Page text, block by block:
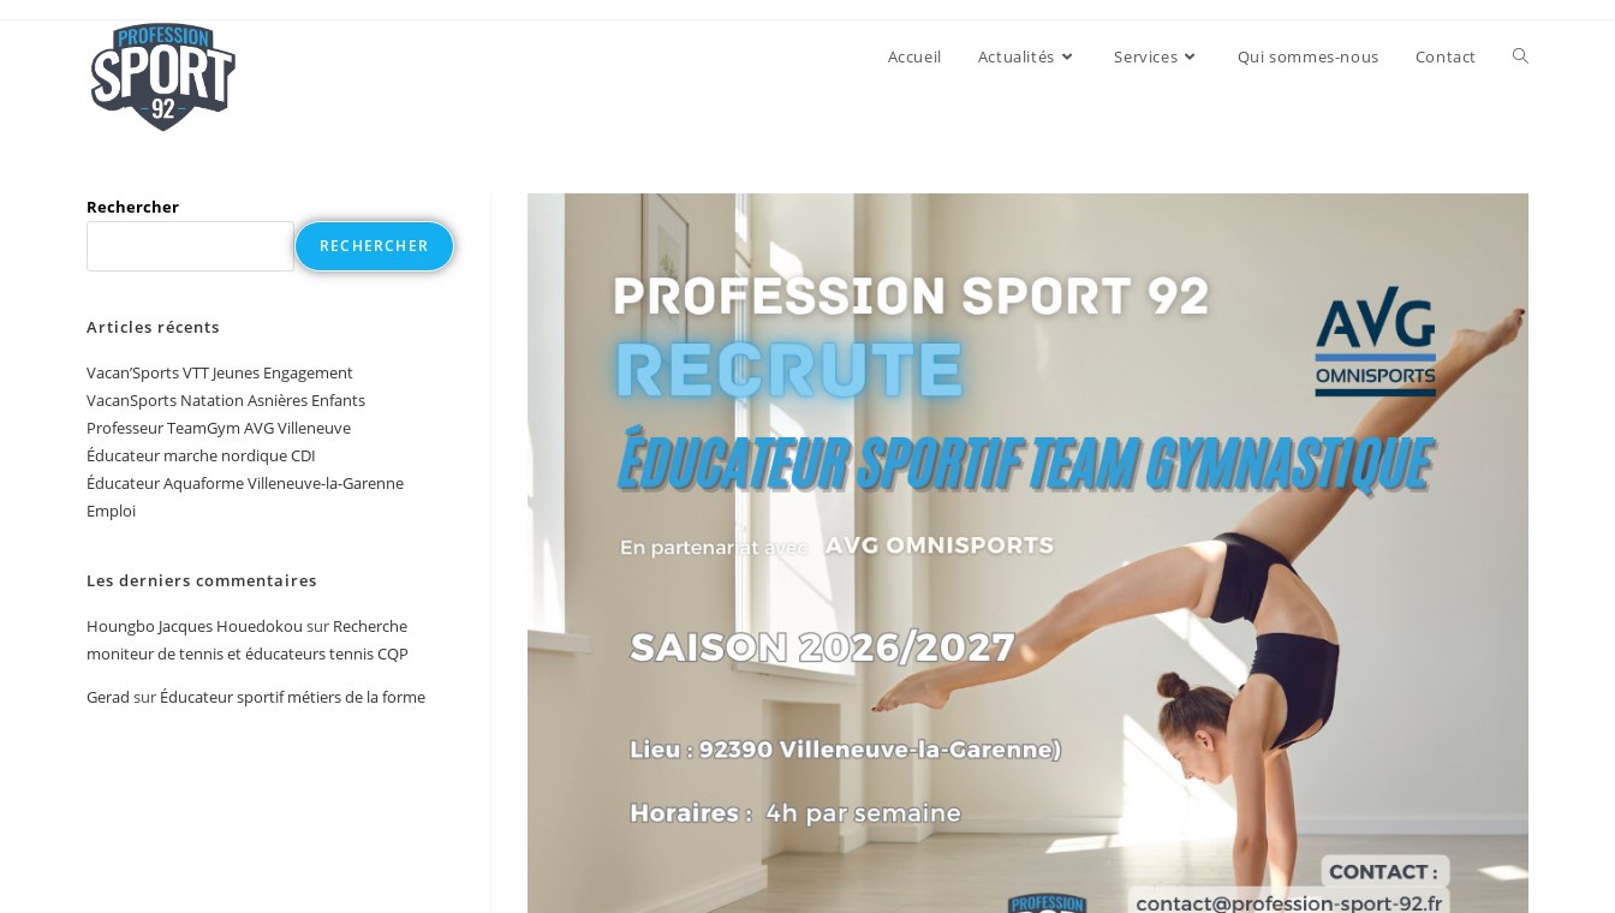
Accueil Actualités Services Qui sommes-nous Contact
Rechercher
RECHERCHER
Articles récents
Vacan’Sports VTT Jeunes Engagement
VacanSports Natation Asnières Enfants
Professeur TeamGym AVG Villeneuve
Éducateur marche nordique CDI
Éducateur Aquaforme Villeneuve-la-Garenne
Emploi
Les derniers commentaires
Houngbo Jacques Houedokou sur Recherche
moniteur de tennis et éducateurs tennis CQP
Gerad sur Éducateur sportif métiers de la forme